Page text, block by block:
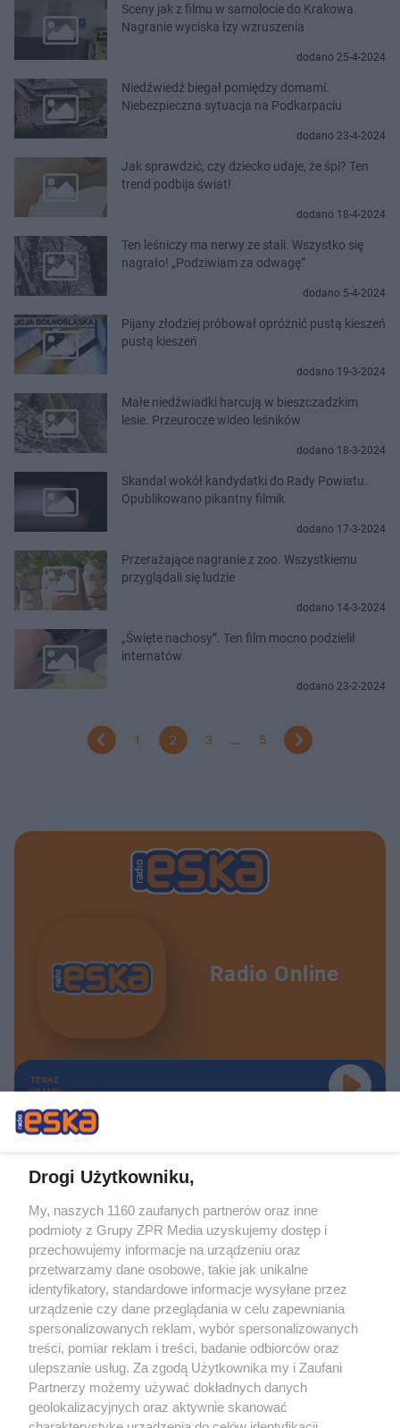
Sceny jak z filmu w samolocie do Krakowa.
Nagranie wyciska łzy wzruszenia
dodano 25-4-2024
Niedźwiedź biegał pomiędzy domami.
Niebezpieczna sytuacja na Podkarpaciu
dodano 23-4-2024
Jak sprawdzić, czy dziecko udaje, że śpi? Ten
trend podbija świat!
dodano 18-4-2024
Ten leśniczy ma nerwy ze stali. Wszystko się
nagrało! „Podziwiam za odwagę”
dodano 5-4-2024
Pijany złodziej próbował opróżnić pustą kieszeń
pustą kieszeń
dodano 19-3-2024
Małe niedźwiadki harcują w bieszczadzkim
lesie. Przeurocze wideo leśników
dodano 18-3-2024
Skandal wokół kandydatki do Rady Powiatu.
Opublikowano pikantny filmik
dodano 17-3-2024
Przerażające nagranie z zoo. Wszystkiemu
przyglądali się ludzie
dodano 14-3-2024
„Święte nachosy”. Ten film mocno podzielił
internatów
dodano 23-2-2024
1 2 3 5
Radio Online
TERAZ
GRAMY
Żaden utwór zamieszczony w serwisie nie może być powielany i
rozpowszechniany lub dalej rozpowszechniany w jakikolwiek sposób (w
tym także elektroniczny lub mechaniczny) na jakimkolwiek polu
eksploatacji w jakiejkolwiek formie, włącznie z umieszczaniem w Internecie
bez pisemnej zgody właściciela praw. Jakiekolwiek użycie lub
wykorzystanie utworów w całości lub w części z naruszeniem prawa, tzn.
bez właściwej zgody, jest zabronione pod groźbą kary i może być ścigane
prawnie.
Drogi Użytkowniku,
My, naszych 1160 zaufanych partnerów oraz inne
podmioty z Grupy ZPR Media uzyskujemy dostęp i
przechowujemy informacje na urządzeniu oraz
przetwarzamy dane osobowe, takie jak unikalne
identyfikatory, standardowe informacje wysyłane przez
urządzenie czy dane przeglądania w celu zapewniania
spersonalizowanych reklam, wybór spersonalizowanych
treści, pomiar reklam i treści, badanie odbiorców oraz
ulepszanie usług. Za zgodą Użytkownika my i Zaufani
Partnerzy możemy używać dokładnych danych
geolokalizacyjnych oraz aktywnie skanować